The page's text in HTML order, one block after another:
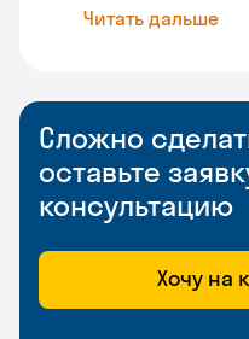
Читать дальше
Сложно
оставьте
консультацию
Хочу на